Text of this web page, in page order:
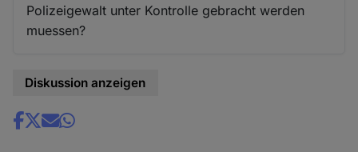
Polizeigewalt unter Kontrolle gebracht werden
muessen?
Diskussion anzeigen
Share